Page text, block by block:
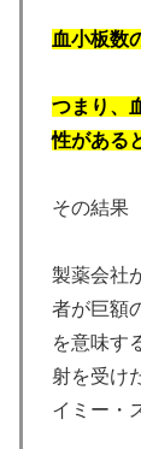
血小板数
つまり、
性がある
その結果
製薬会社
者が巨額
を意味す
射を受け
イミー・